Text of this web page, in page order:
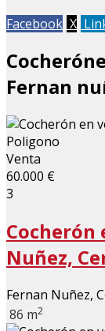
Facebook X
Fernan
Venta
60.000 €
3
Cocherón
Nuñez,
Fernan Nuñez,
86 m2